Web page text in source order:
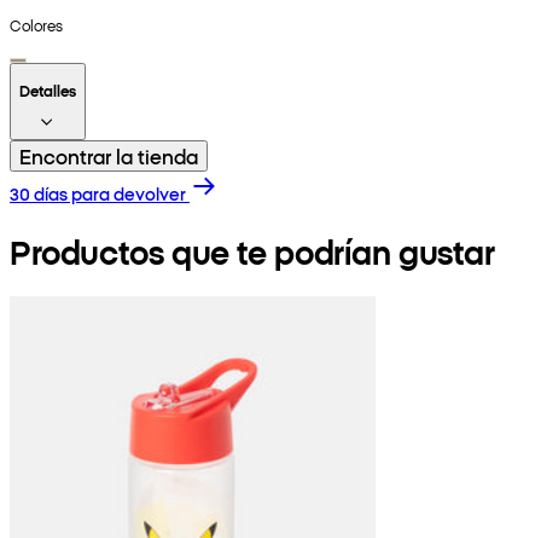
Colores
Detalles
Encontrar la tienda
30 días para devolver
Productos que te podrían gustar